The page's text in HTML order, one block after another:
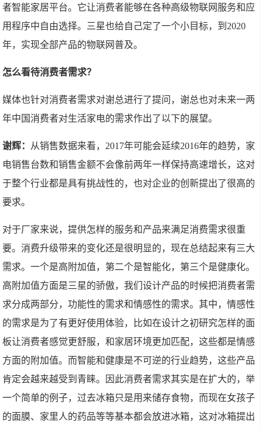
者智能家居平台。它让消费者能够在各种高级物联网服务和应
用程序中自由选择。三星也给自己定了一个小目标，到2020
年，实现全部产品的物联网普及。
怎么看待消费者需求？
媒体也针对消费者需求对谢总进行了提问，谢总也对未来一两
年中国消费者对生活家电的需求作出了以下的展望。
谢辉： 从销售数据来看，2017年可能会延续2016年的趋势，家
电销售台数和销售金额不会像前两年一样保持高速增长，这对
于整个行业都是具有挑战性的，也对企业的创新提出了很高的
要求。
对于厂家来说，提供怎样的服务和产品来满足消费需求很重
要。消费升级带来的变化还是很明显的，现在总结起来有三大
需求。一个是高附加值，第二个是智能化，第三个是健康化。
高附加值方面是三星的骄傲，我们设计产品的时候把消费者需
求分成两部分，功能性的需求和情感性的需求。其中，情感性
的需求是为了有更好使用体验，比如在设计之初研究怎样的面
板让消费者感觉更舒服，和家居环境更加匹配，这些都是情感
方面的附加值。而智能和健康是不可逆的行业趋势，这些产品
肯定会越来越受到青睐。因此消费者需求其实是在扩大的，举
一个简单的例子，过去冰箱只是用来储存食物，而现在女孩子
的面膜、家里人的药品等等基本都会放进冰箱，这对冰箱提出